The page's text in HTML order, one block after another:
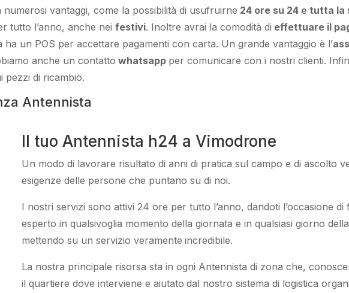
numerosi vantaggi, come la possibilità di usufruirne 24 ore su 24 e tutta la
tutto l’anno, anche neifestivi. Inoltreavrai la comodità di effettuare il
ha un POS per accettare pagamenticon carta. Un grande vantaggio è l’
anche uncontatto whatsapp per comunicare con i nostri clienti.
pezzi di ricambio.
Antennista
Il tuo Antennista h24 a Vimodrone
Un modo di lavorare risultato di anni di pratica sul campo e di ascolto
esigenzedelle persone che puntano su di noi.
I nostri servizi sono attivi 24 ore pertutto l’anno, dandoti l’occasione di
esperto inqualsivoglia momento della giornata e inqualsiasi giorno
mettendo su un servizioveramente incredibile.
La nostra principale risorsa sta in ogni Antennista di zona che,
il quartiere dove interviene eaiutato dal nostro sistema di logistica